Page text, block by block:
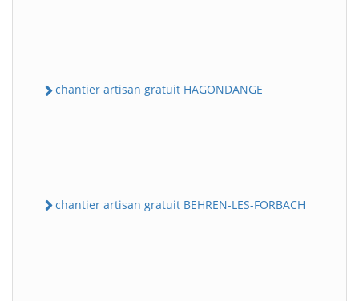
chantier artisan gratuit HAGONDANGE
chantier artisan gratuit BEHREN-LES-FORBACH